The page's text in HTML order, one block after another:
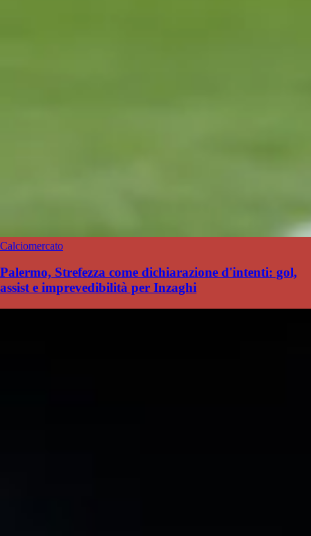
Calciomercato
Palermo, Strefezza come dichiarazione d'intenti: gol,
assist e imprevedibilità per Inzaghi